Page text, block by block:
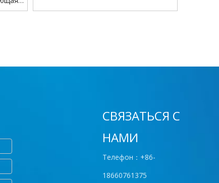
СВЯЗАТЬСЯ С
НАМИ
Телефон：+86-
18660761375